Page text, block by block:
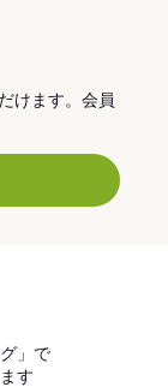
けます。会員
」で
す